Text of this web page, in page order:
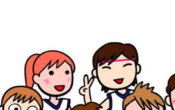
体
験
2025